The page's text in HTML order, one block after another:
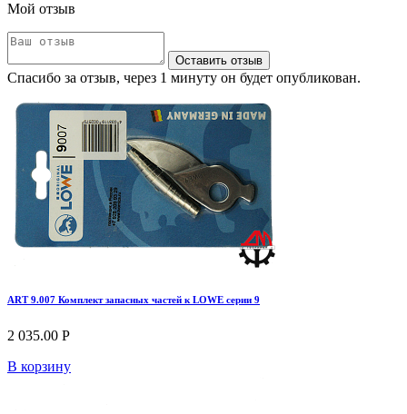
Мой отзыв
Оставить отзыв
Спасибо за отзыв, через 1 минуту он будет опубликован.
ART 9.007 Комплект запасных частей к LOWE серии 9
2 035.00 Р
В корзину